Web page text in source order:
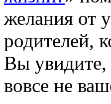
желания от
родителей,
Вы увидите,
вовсе не